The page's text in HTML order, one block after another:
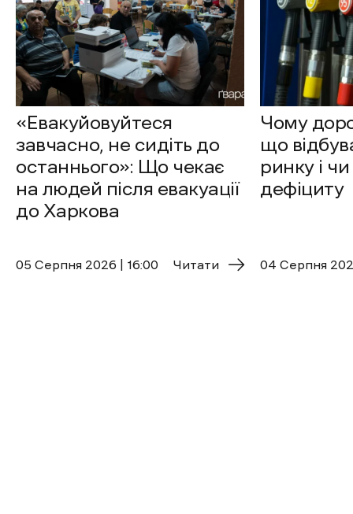
«Евакуйовуйтеся
завчасно, не сидіть до
останнього»: Що чекає
на людей після евакуації
до Харкова
05 Cерпня 2026 | 16:00 Читати
Чому
що
ринку і
дефіциту
04 Cерпня